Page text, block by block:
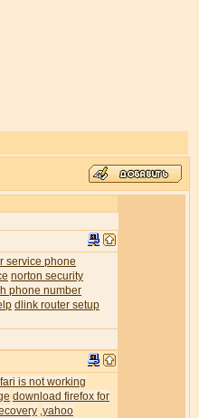
service phone
norton security
phone number
dlink router setup
is not working
download firefox for
yahoo